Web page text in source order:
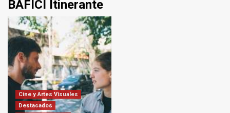
BAFICI Itinerante
Cine y Artes Visuales
Destacados